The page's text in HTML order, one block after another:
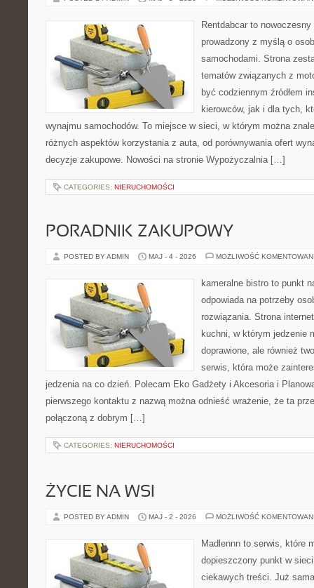
Rentdabcar to
prowadzony z myślą o
samochodami. Strona
tematów związanych z
być codziennym źródłem
kierowców, jak i dla tych,
wynajmu samochodów. To miejsce w sieci, w którym można
różnych aspektów korzystania z auta, od porównywania ofert
decyzje zakupowe. Nowości na stronie Wypożyczalnia […]
CATEGORIES: NIERUCHOMOŚCI
PORADNIK ZAKUPOWY
POSTED BY ADMIN MAJ - 4 - 2026 MOŻLIWOŚĆ
kameralne bistro to punkt
odpowiada na potrzeby
rozwiązania. Strona
kuchni, w którym jedzenie
doprawione, ale również
serwis, która może
jedzenia na co dzień. Polecam Eko Gadżety i Akcesoria i
pierwszego kontaktu z nazwą można odnieść wrażenie, że ta
połączoną z dobrym […]
CATEGORIES: NIERUCHOMOŚCI
ŻYCIE NA WSI
POSTED BY ADMIN MAJ - 2 - 2026 MOŻLIWOŚĆ
Madlennn to serwis, które
dopieszczony punkt w
ciekawych treści. Już